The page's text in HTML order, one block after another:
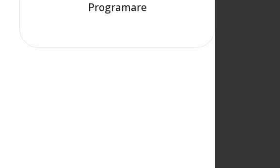
Programare